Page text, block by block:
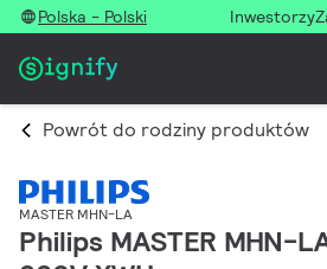
Polska - Polski Inwestorzy
Powrót do rodziny produktów
MASTER MHN-LA
Philips MASTER MHN-